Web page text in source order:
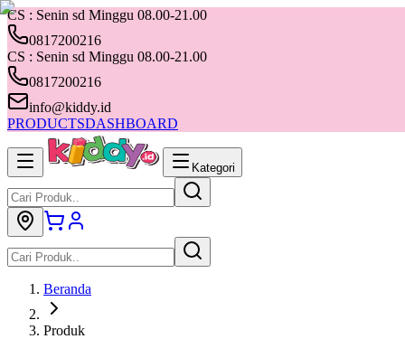
CS : Senin sd Minggu 08.00-21.00
0817200216
CS : Senin sd Minggu 08.00-21.00
0817200216
info@kiddy.id
PRODUCTSDASHBOARD
Kategori
Beranda
Produk